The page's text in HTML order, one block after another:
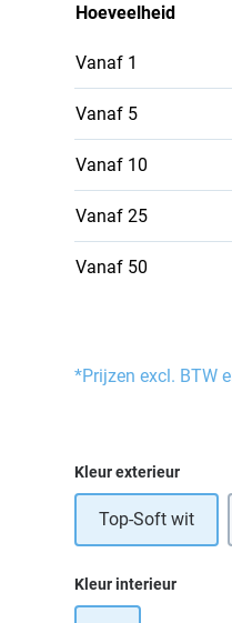
Hoeveelheid
Vanaf 1
Vanaf 5
Vanaf 10
Vanaf 25
Vanaf 50
*Prijzen excl. BTW
Selecteer
Kleur exterieur
Top-Soft wit
Selecteer
Kleur interieur